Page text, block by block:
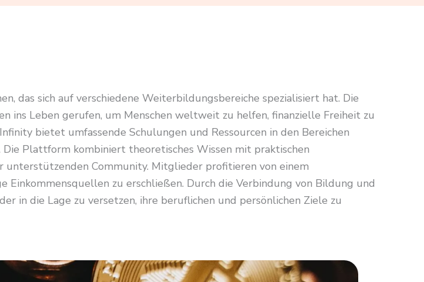
das sich auf verschiedene Weiterbildungsbereiche spezialisiert hat. Die
ins Leben gerufen, um Menschen weltweit zu helfen, finanzielle Freiheit zu
bietet umfassende Schulungen und Ressourcen in den Bereichen
Plattform kombiniert theoretisches Wissen mit praktischen
Community. Mitglieder profitieren von einem
zu erschließen. Durch die Verbindung von Bildung und
in die Lage zu versetzen, ihre beruflichen und persönlichen Ziele zu